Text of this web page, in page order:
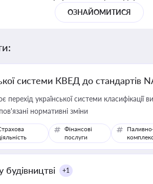
ОЗНАЙОМИТИСЯ
системи КВЕД до стандартів
перехід української системи класифікації
нормативні зміни
Фінансові
послуги
будівництві +1